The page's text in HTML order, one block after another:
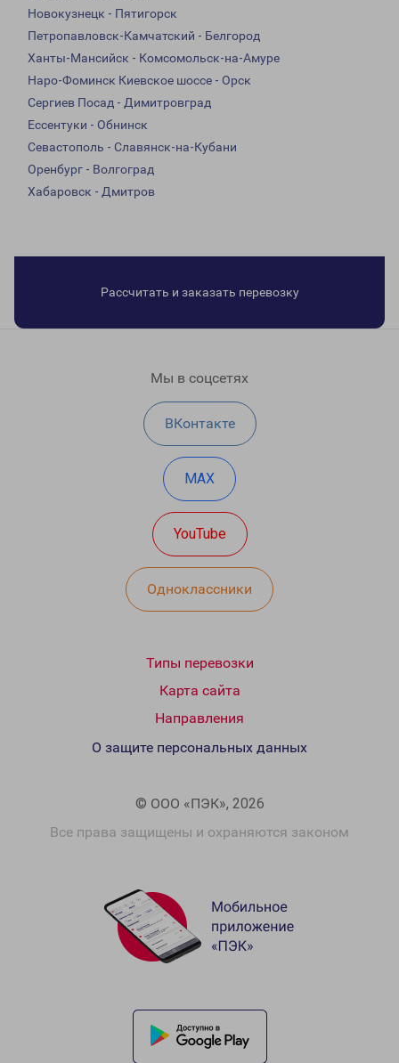
Новокузнецк - Пятигорск
Петропавловск-Камчатский - Белгород
Ханты-Мансийск - Комсомольск-на-Амуре
Наро-Фоминск Киевское шоссе - Орск
Сергиев Посад - Димитровград
Ессентуки - Обнинск
Севастополь - Славянск-на-Кубани
Оренбург - Волгоград
Хабаровск - Дмитров
Рассчитать и заказать перевозку
Мы в соцсетях
ВКонтакте
MAX
YouTube
Одноклассники
Типы перевозки
Карта сайта
Направления
© ООО «ПЭК», 2026
Все права защищены и охраняются законом
О защите персональных данных